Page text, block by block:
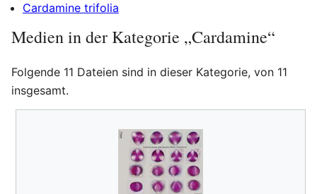
Cardamine trifolia
Medien in der Kategorie „Cardamine“
Folgende 11 Dateien sind in dieser Kategorie, von 11
insgesamt.